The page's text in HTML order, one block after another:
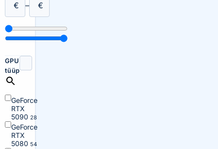
€ – €
GPU
tüüp
GeForce
RTX
5090 28
GeForce
RTX
5080 54